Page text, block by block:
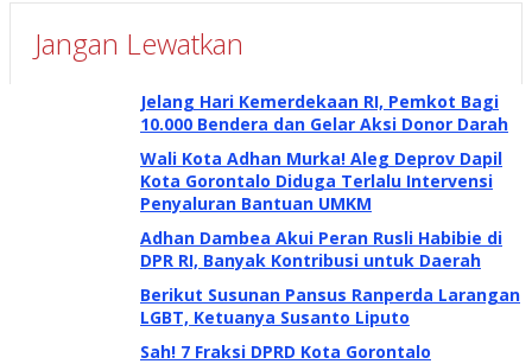
Jangan Lewatkan
Jelang Hari Kemerdekaan RI, Pemkot Bagi
10.000 Bendera dan Gelar Aksi Donor Darah
Wali Kota Adhan Murka! Aleg Deprov Dapil
Kota Gorontalo Diduga Terlalu Intervensi
Penyaluran Bantuan UMKM
Adhan Dambea Akui Peran Rusli Habibie di
DPR RI, Banyak Kontribusi untuk Daerah
Berikut Susunan Pansus Ranperda Larangan
LGBT, Ketuanya Susanto Liputo
Sah! 7 Fraksi DPRD Kota Gorontalo